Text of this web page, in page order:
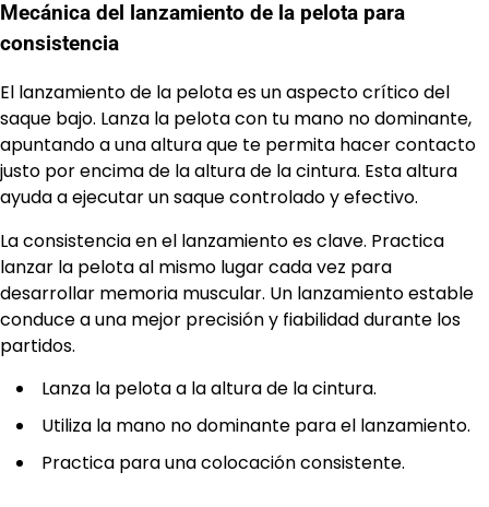
Mecánica del lanzamiento de la pelota para
consistencia
El lanzamiento de la pelota es un aspecto crítico del
saque bajo. Lanza la pelota con tu mano no dominante,
apuntando a una altura que te permita hacer contacto
justo por encima de la altura de la cintura. Esta altura
ayuda a ejecutar un saque controlado y efectivo.
La consistencia en el lanzamiento es clave. Practica
lanzar la pelota al mismo lugar cada vez para
desarrollar memoria muscular. Un lanzamiento estable
conduce a una mejor precisión y fiabilidad durante los
partidos.
Lanza la pelota a la altura de la cintura.
Utiliza la mano no dominante para el lanzamiento.
Practica para una colocación consistente.